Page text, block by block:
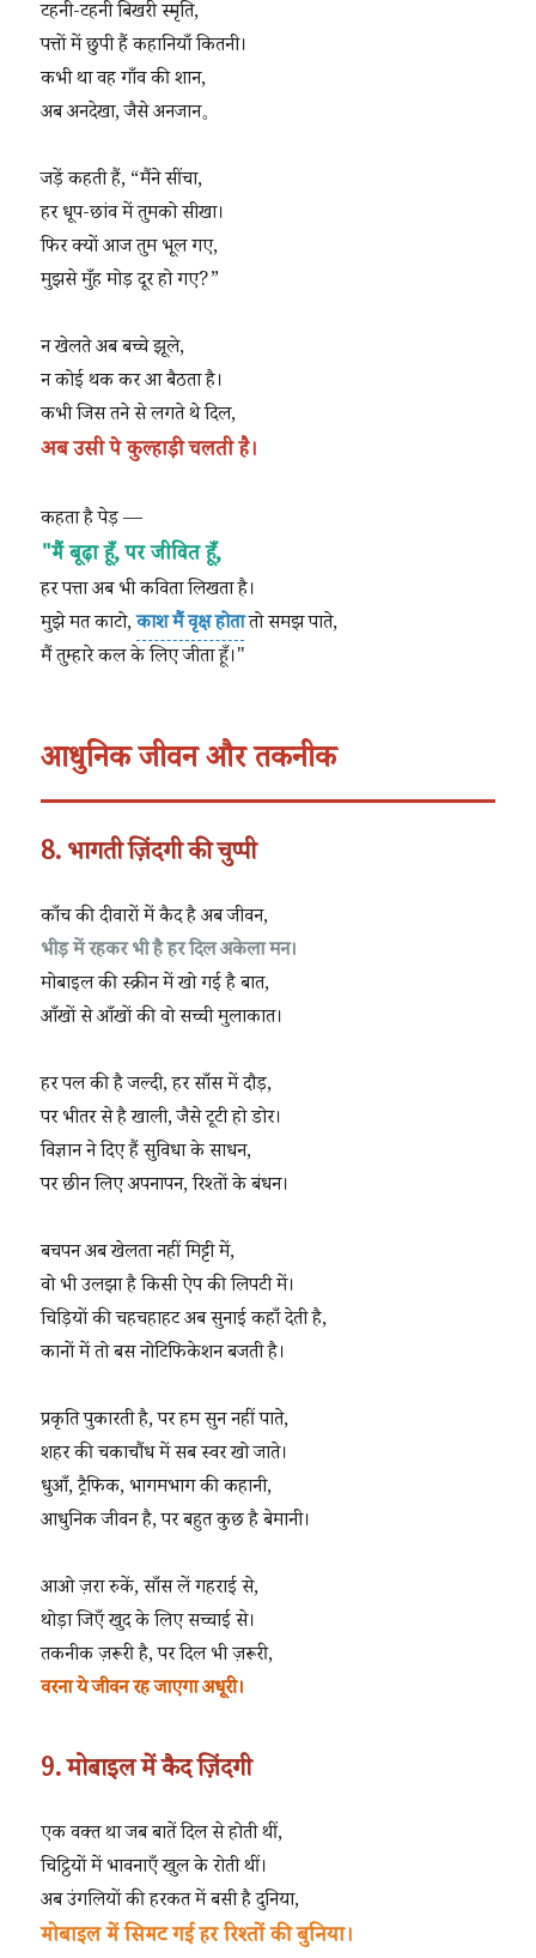
टहनी-टहनी बिखरी स्मृति,
पत्तों में छुपी हैं कहानियाँ कितनी।
कभी था वह गाँव की शान,
अब अनदेखा, जैसे अनजान。
जड़ें कहती हैं, “मैंने सींचा,
हर धूप-छांव में तुमको सीखा।
फिर क्यों आज तुम भूल गए,
मुझसे मुँह मोड़ दूर हो गए?”
न खेलते अब बच्चे झूले,
न कोई थक कर आ बैठता है।
कभी जिस तने से लगते थे दिल,
अब उसी पे कुल्हाड़ी चलती है।
कहता है पेड़ —
"मैं बूढ़ा हूँ, पर जीवित हूँ,
हर पत्ता अब भी कविता लिखता है।
मुझे मत काटो,काश मैं वृक्ष होतातो समझ पाते,
मैं तुम्हारे कल के लिए जीता हूँ।"
आधुनिक जीवन और तकनीक
8. भागती ज़िंदगी की चुप्पी
काँच की दीवारों में कैद है अब जीवन,
भीड़ में रहकर भी है हर दिल अकेला मन।
मोबाइल की स्क्रीन में खो गई है बात,
आँखों से आँखों की वो सच्ची मुलाकात।
हर पल की है जल्दी, हर साँस में दौड़,
पर भीतर से है खाली, जैसे टूटी हो डोर।
विज्ञान ने दिए हैं सुविधा के साधन,
पर छीन लिए अपनापन, रिश्तों के बंधन।
बचपन अब खेलता नहीं मिट्टी में,
वो भी उलझा है किसी ऐप की लिपटी में।
चिड़ियों की चहचहाहट अब सुनाई कहाँ देती है,
कानों में तो बस नोटिफिकेशन बजती है।
प्रकृति पुकारती है, पर हम सुन नहीं पाते,
शहर की चकाचौंध में सब स्वर खो जाते।
धुआँ, ट्रैफिक, भागमभाग की कहानी,
आधुनिक जीवन है, पर बहुत कुछ है बेमानी।
आओ ज़रा रुकें, साँस लें गहराई से,
थोड़ा जिएँ खुद के लिए सच्चाई से।
तकनीक ज़रूरी है, पर दिल भी ज़रूरी,
वरना ये जीवन रह जाएगा अधूरी।
9. मोबाइल में कैद ज़िंदगी
एक वक्त था जब बातें दिल से होती थीं,
चिट्ठियों में भावनाएँ खुल के रोती थीं।
अब उंगलियों की हरकत में बसी है दुनिया,
मोबाइल में सिमट गई हर रिश्तों की बुनिया।